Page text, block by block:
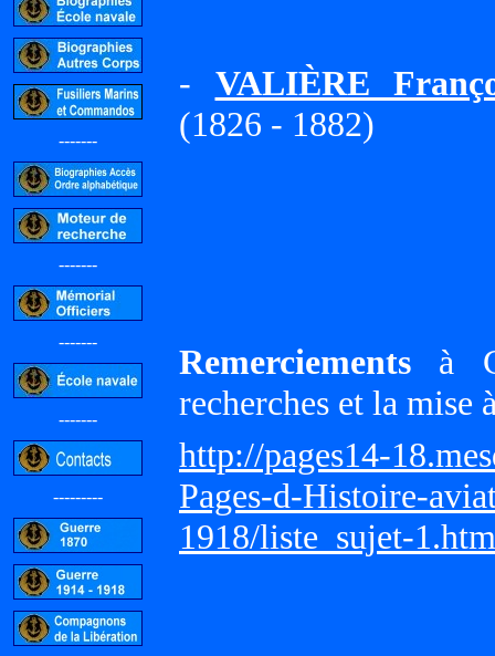
-------
-------
-------
-------
---------
- VALIÈRE
(1826 - 1882)
Remerciements à
recherches et la mise
http://pages14-
Pages-d-Histoire-
1918/liste_sujet-1.htm